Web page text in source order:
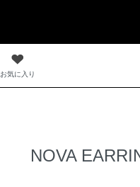
お気に入り
NOVA